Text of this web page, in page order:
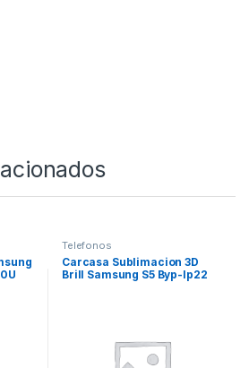
Telefonos
Carcasa Sublimacion 3D
Brill Samsung S5 Byp-Ip22